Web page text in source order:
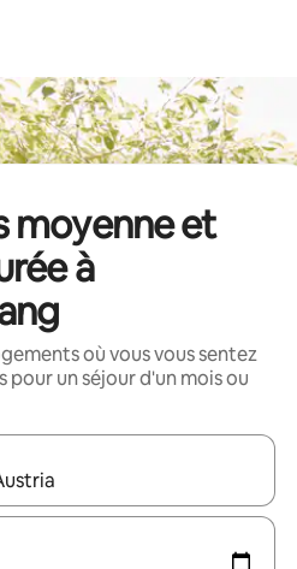
moyenne et
à
où vous vous sentez
pour un séjour d'un mois ou
s'affichent, utilisez les flèches